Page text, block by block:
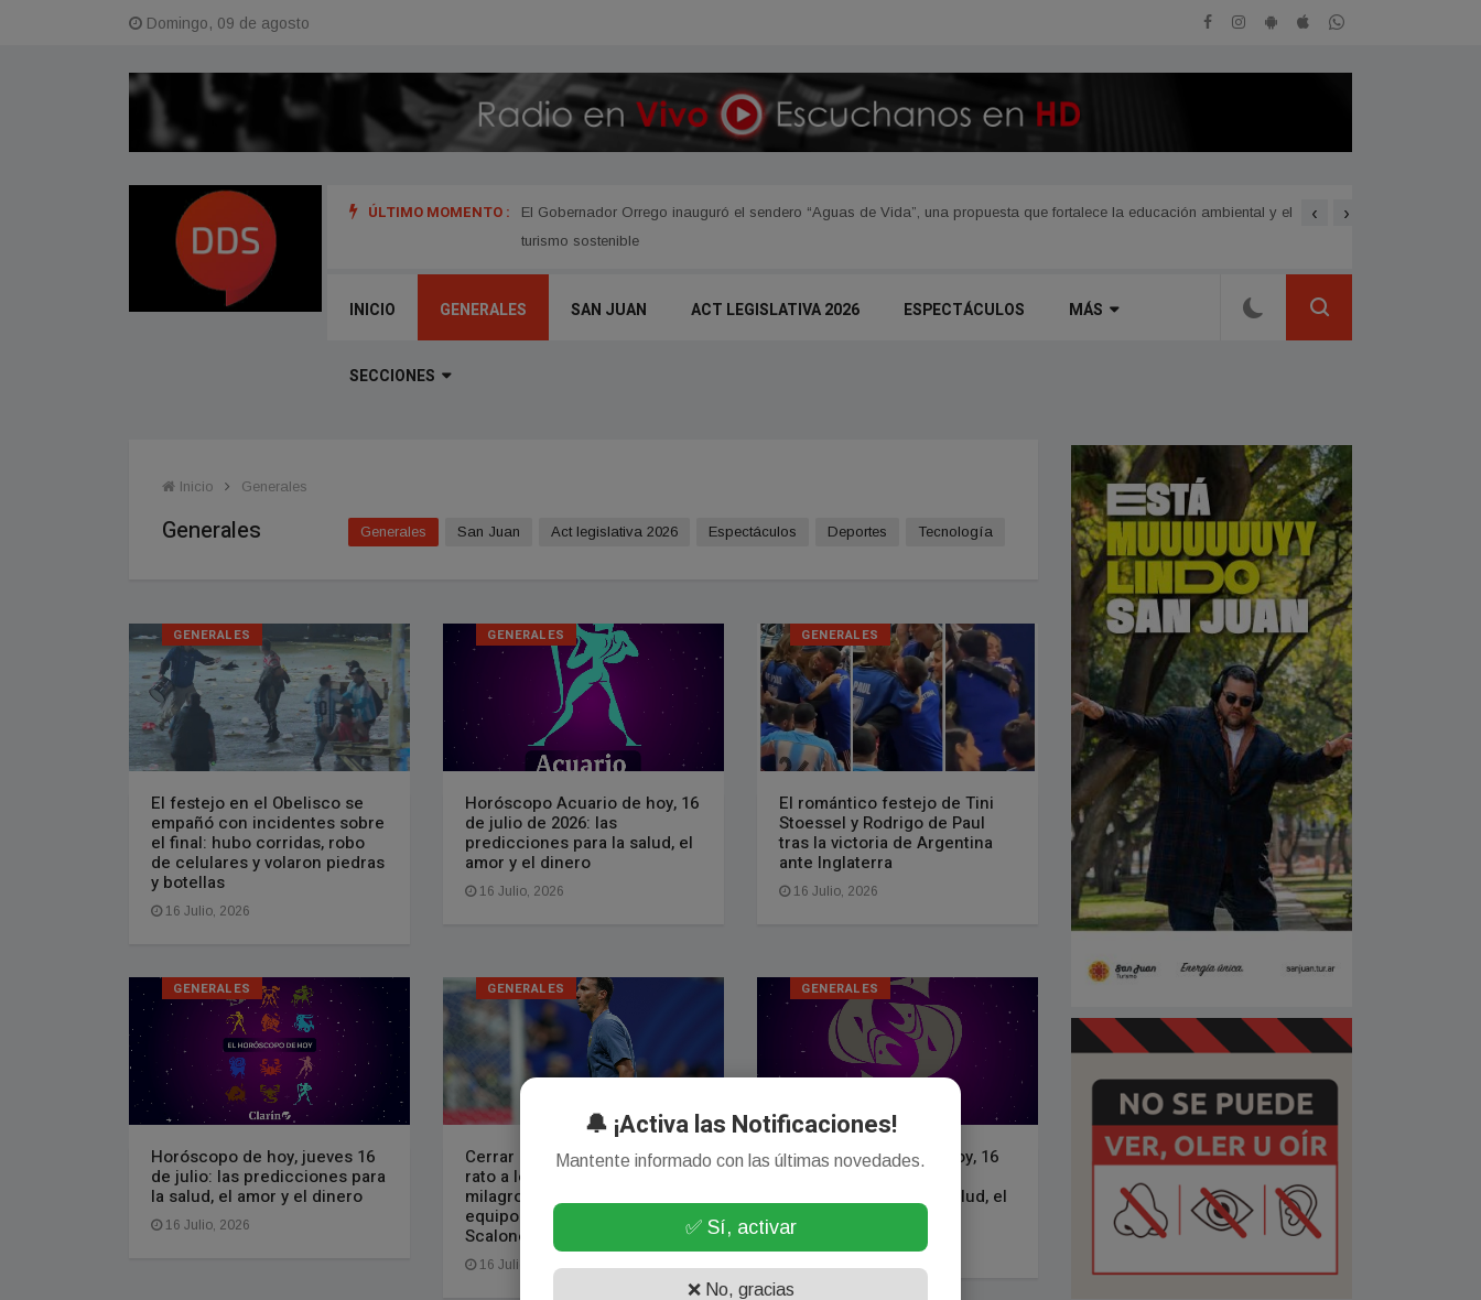
Domingo, 09 de agosto
ÚLTIMO MOMENTO :
referentes del hip hop de Argentina, Uruguay y Perú
El Gobernador Orrego inauguró el sendero “Aguas de Vida”, una propuesta que fortalece la educación ambiental y el
turismo sostenible
Avanzan las nuevas
‹ ›
INICIO GENERALES SAN JUAN ACT LEGISLATIVA 2026 ESPECTÁCULOS MÁS
SECCIONES
Inicio Generales
Generales Generales San Juan Act legislativa 2026 Espectáculos Deportes Tecnologí­a
GENERALES
El festejo en el Obelisco se
empañó con incidentes sobre
el final: hubo corridas, robo
de celulares y volaron piedras
y botellas
16 Julio, 2026
GENERALES
Horóscopo Acuario de hoy, 16
de julio de 2026: las
predicciones para la salud, el
amor y el dinero
16 Julio, 2026
GENERALES
El romántico festejo de Tini
Stoessel y Rodrigo de Paul
tras la victoria de Argentina
ante Inglaterra
16 Julio, 2026
GENERALES
Horóscopo de hoy, jueves 16
de julio: las predicciones para
la salud, el amor y el dinero
16 Julio, 2026
GENERALES
Cerrar la grieta y unir por un
rato a los argentinos: el
milagro verdadero de ese
equipo fabuloso que es la
Scaloneta
16 Julio, 2026
GENERALES
Horóscopo Piscis de hoy, 16
predicciones para la salud, el
🔔 ¡Activa las Notificaciones!
Mantente informado con las últimas novedades.
✅ Sí, activar
❌ No, gracias